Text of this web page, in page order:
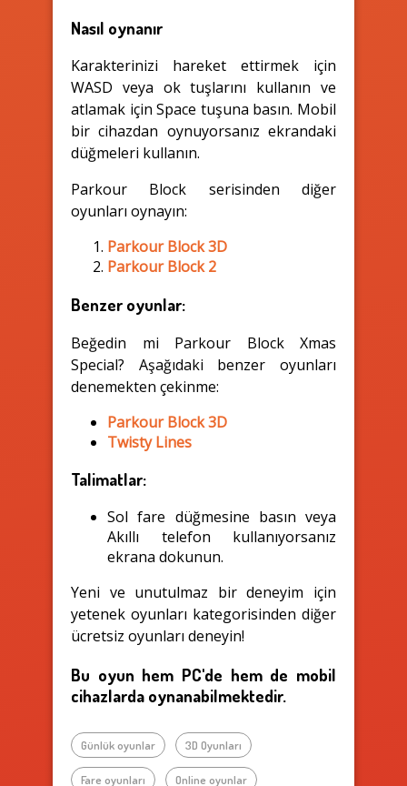
Nasıl oynanır
Karakterinizi hareket ettirmek için
WASD veya ok tuşlarını kullanın ve
atlamak için Space tuşuna basın. Mobil
bir cihazdan oynuyorsanız ekrandaki
düğmeleri kullanın.
Parkour Block serisinden diğer
oyunları oynayın:
Parkour Block 3D
Parkour Block 2
Benzer oyunlar:
Beğedin mi Parkour Block Xmas
Special? Aşağıdaki benzer oyunları
denemekten çekinme:
Parkour Block 3D
Twisty Lines
Talimatlar:
Sol fare düğmesine basın veya
Akıllı telefon kullanıyorsanız
ekrana dokunun.
Yeni ve unutulmaz bir deneyim için
yetenek oyunları kategorisinden diğer
ücretsiz oyunları deneyin!
Bu oyun hem PC'de hem de mobil
cihazlarda oynanabilmektedir.
Günlük oyunlar 3D Oyunları
Fare oyunları Online oyunlar